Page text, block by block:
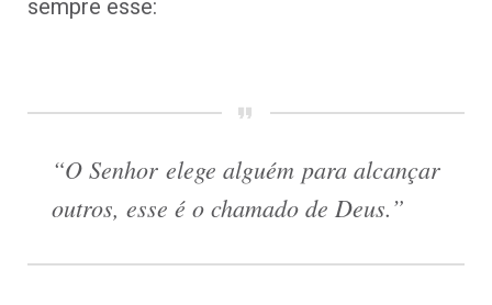
sempre esse:
“O Senhor elege alguém para alcançar
outros, esse é o chamado de Deus.”